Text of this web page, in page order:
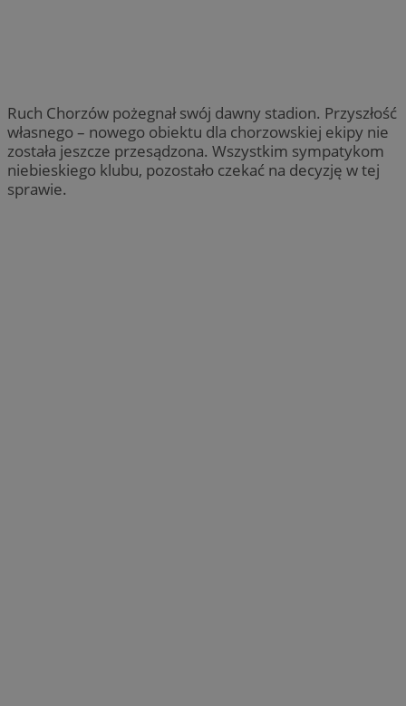
Ruch Chorzów pożegnał swój dawny stadion. Przyszłość
własnego – nowego obiektu dla chorzowskiej ekipy nie
została jeszcze przesądzona. Wszystkim sympatykom
niebieskiego klubu, pozostało czekać na decyzję w tej
sprawie.